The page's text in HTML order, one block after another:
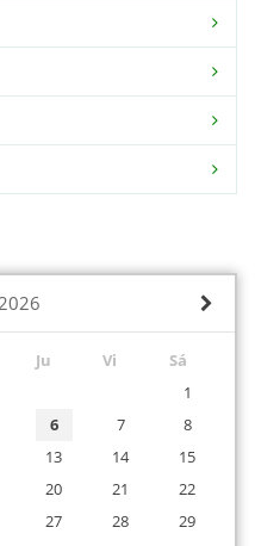
Ju Vi
Sá
1
6 7
8
13 14
15
20 21
22
27 28
29